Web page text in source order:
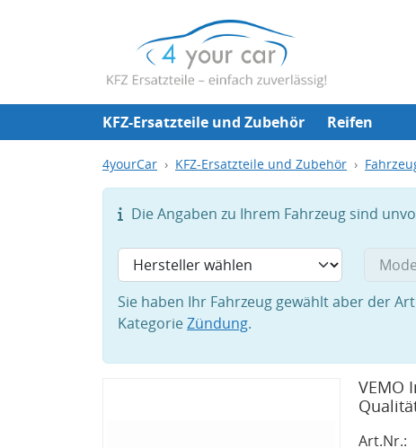
KFZ-Ersatzteile und Zubehör Reifen
4yourCar KFZ-Ersatzteile und Zubehör
Die Angaben zu Ihrem Fahrzeug sind
Sie haben Ihr Fahrzeug gewählt aber der
KategorieZündung.
VEMO
Art.Nr.: